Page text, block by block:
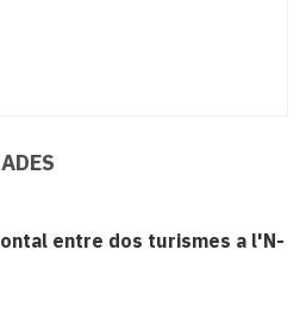
entre dos turismes a l'N-